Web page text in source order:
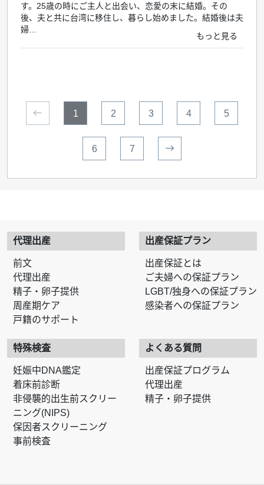
す。25歳の時にご主人と出会い、恋愛の末に結婚。その
後、夫と共に台湾に移住し、暮らし始めました。結婚後は夫
婦...
もっと見る
1 2 3 4 5
6 7
代理出産
前文
代理出産
精子・卵子提供
周産期ケア
戸籍のサポート
出産保証プラン
出産保証とは
ご夫婦への保証プラン
LGBT/独身への保証プラン
感染者への保証プラン
特殊検査
妊娠中DNA鑑定
着床前診断
非侵襲的出生前スクリー
ニング(NIPS)
保因者スクリーニング
事前検査
よくある質問
出産保証プログラム
代理出産
精子・卵子提供